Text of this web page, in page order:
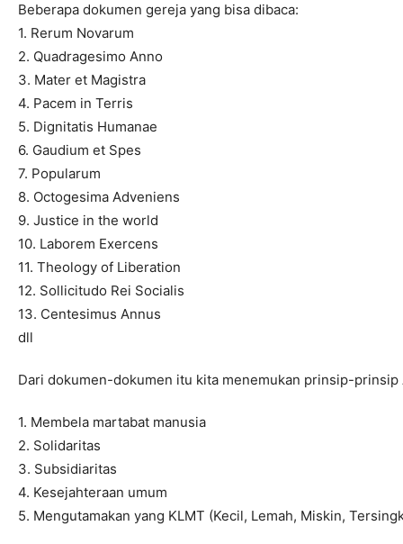
Beberapa dokumen gereja yang bisa dibaca:
1. Rerum Novarum
2. Quadragesimo Anno
3. Mater et Magistra
4. Pacem in Terris
5. Dignitatis Humanae
6. Gaudium et Spes
7. Popularum
8. Octogesima Adveniens
9. Justice in the world
10. Laborem Exercens
11. Theology of Liberation
12. Sollicitudo Rei Socialis
13. Centesimus Annus
dll
Dari dokumen-dokumen itu kita menemukan prinsip-prinsip
1. Membela martabat manusia
2. Solidaritas
3. Subsidiaritas
4. Kesejahteraan umum
5. Mengutamakan yang KLMT (Kecil, Lemah, Miskin,